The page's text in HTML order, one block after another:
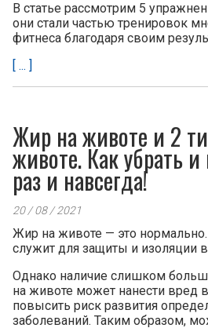
В статье рассмотрим 5
они стали частью тренировок
фитнеса благодаря своим
[ ... ]
Жир на животе и 2
животе. Как убрать и
раз и навсегда!
20 / 08 / 2021
Жир на животе — это
служит для защиты и изоляции
Однако наличие слишком
на животе может нанести
повысить риск развития
заболеваний. Таким образом,